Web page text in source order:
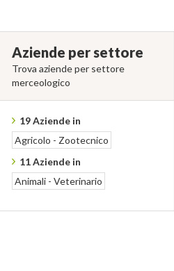
Aziende per settore
Trova aziende per settore
merceologico
19 Aziende in
Agricolo - Zootecnico
11 Aziende in
Animali - Veterinario